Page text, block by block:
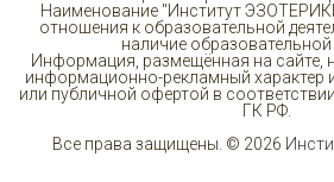
Наименование "Институт
отношения к образовательной
наличие образовательной
Информация, размещённая на сайте,
информационно-рекламный характер
или публичной офертой в
ГК РФ.
Все права защищены. © 2026